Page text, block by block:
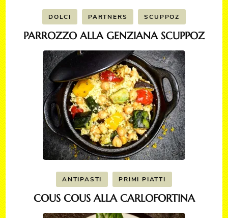
DOLCI PARTNERS SCUPPOZ
PARROZZO ALLA GENZIANA SCUPPOZ
ANTIPASTI PRIMI PIATTI
COUS COUS ALLA CARLOFORTINA